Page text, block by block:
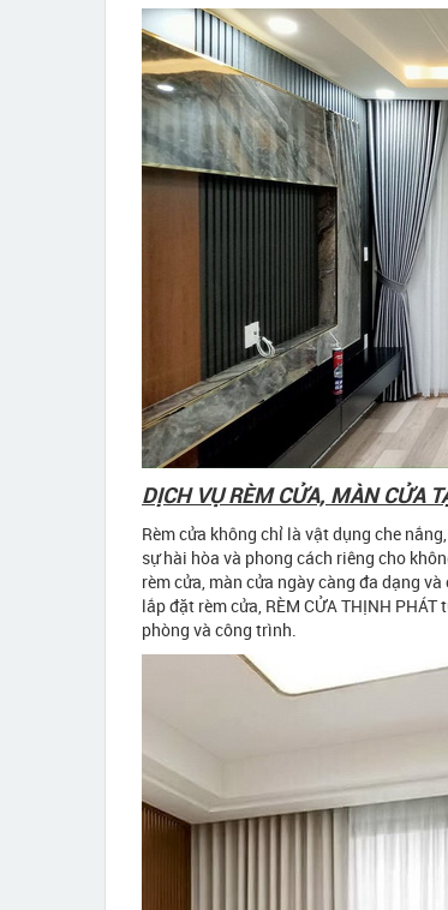
DỊCH VỤ RÈM CỬA, MÀN CỬA
Rèm cửa không chỉ là vật dụng che
sự hài hòa và phong cách riêng cho
rèm cửa, màn cửa ngày càng đa dạng
lắp đặt rèm cửa, RÈM CỬA THỊNH
phòng và công trình.